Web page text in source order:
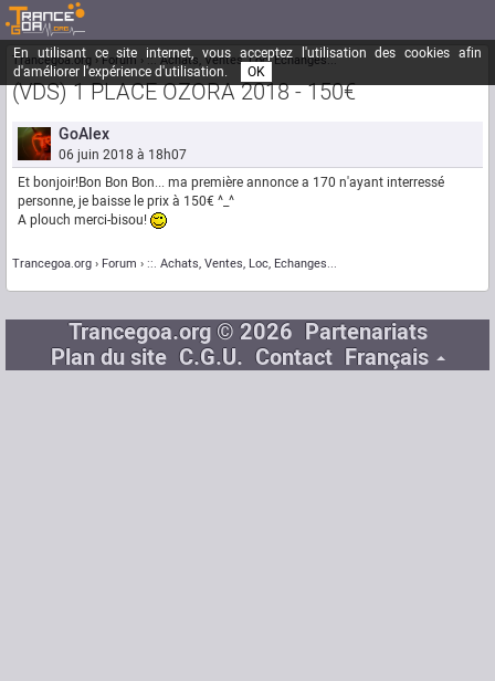
En utilisant ce site internet, vous acceptez l'utilisation des cookies afin
d'améliorer l'expérience d'utilisation.
OK
Trancegoa.org Forum ::. Achats, Ventes, Loc, Echanges...
(VDS) 1 PLACE OZORA 2018 - 150€
GoAlex
06 juin 2018 à 18h07
Et bonjoir!Bon Bon Bon... ma première annonce a 170 n'ayant interressé
personne, je baisse le prix à 150€ ^_^
A plouch merci-bisou!
Trancegoa.org Forum ::. Achats, Ventes, Loc, Echanges...
Trancegoa.org © 2026 Partenariats
Plan du site C.G.U. Contact Français